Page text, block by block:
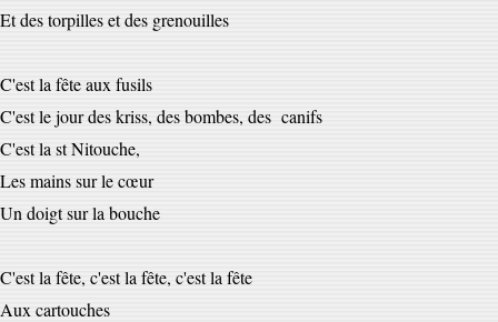
Et des torpilles et des grenouilles
C'est la fête aux fusils
C'est le jour des kriss, des bombes, des canifs
C'est la st Nitouche,
Les mains sur le cœur
Un doigt sur la bouche
C'est la fête, c'est la fête, c'est la fête
Aux cartouches